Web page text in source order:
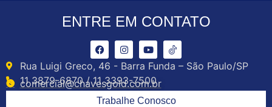
ENTRE EM CONTATO
Rua Luigi Greco, 46 - Barra Funda – São Paulo/SP
11 3879-6870 / 11 3393-7500
comercial@chavesgold.com.br
Trabalhe Conosco